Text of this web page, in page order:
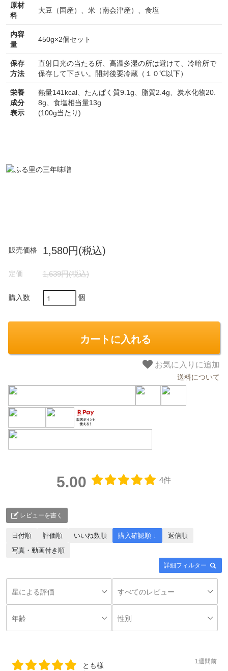
原材
料
大豆（国産）、米（南会津産）、食塩
内容
量
450g×2個セット
保存
方法
直射日光の当たる所、高温多湿の所は避けて、冷暗所で
保存して下さい。開封後要冷蔵（１０℃以下）
栄養
成分
表示
熱量141kcal、たんぱく質9.1g、脂質2.4g、炭水化物20.
8g、食塩相当量13g
(100g当たり)
販売価格 1,580円(税込)
定価 1,639円(税込)
購入数 個
カートに入れる
お気に入りに追加
送料について
5.00 4件
レビューを書く
詳細フィルター
日付順 評価順 いいね数順 購入確認順 ↓
返信順
写真・動画付き順
とも様 1週間前